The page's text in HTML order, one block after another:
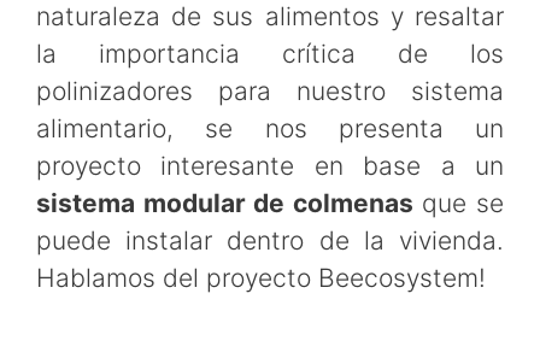
naturaleza de sus alimentos y resaltar
la importancia crítica de los
polinizadores para nuestro sistema
alimentario, se nos presenta un
proyecto interesante en base a un
sistema modular de colmenas que se
puede instalar dentro de la vivienda.
Hablamos del proyecto Beecosystem!